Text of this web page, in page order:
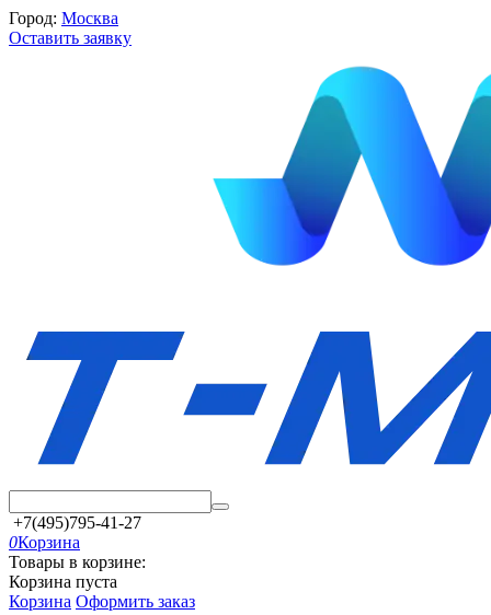
Город: Москва
Оставить заявку
+7(495)795-41-27
0Корзина
Товары в корзине:
Корзина пуста
Корзина Оформить заказ